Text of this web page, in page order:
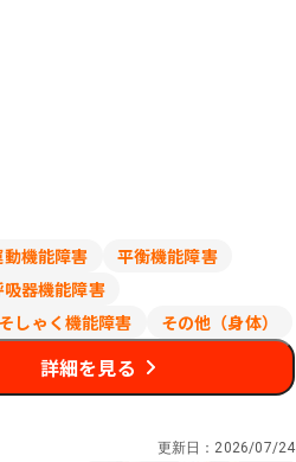
動機能障害
平衡機能障害
吸器機能障害
しゃく機能障害 その他（身体）
詳細を見る
更新日： 2026/07/24